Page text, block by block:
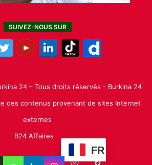
SUIVEZ-NOUS SUR
24 – Tous droits réservés - Burkina 24
des contenus provenant de sites Internet
externes
B24 Affaires
FR
LinkedinYouTubeInstagram
TikTok